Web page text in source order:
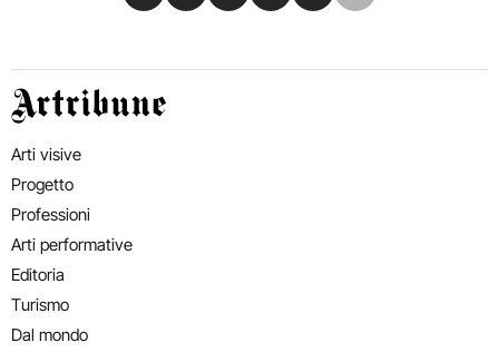
Artribune
Arti visive
Progetto
Professioni
Arti performative
Editoria
Turismo
Dal mondo